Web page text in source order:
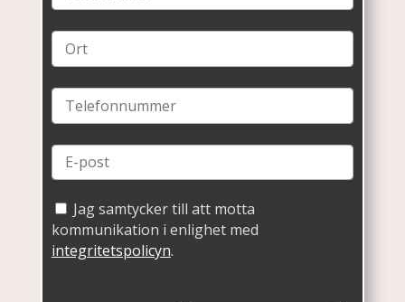
Jag samtycker till att motta
kommunikation i enlighet med
integritetspolicyn.